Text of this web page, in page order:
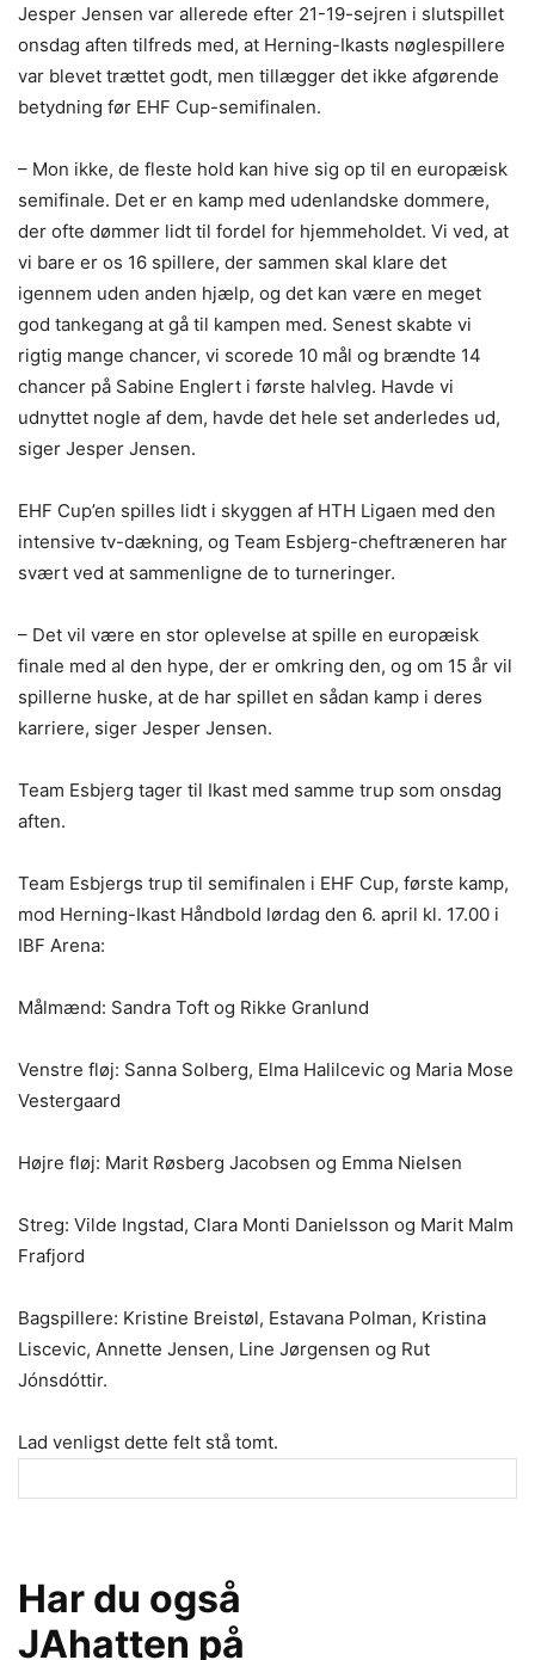
Jesper Jensen var allerede efter 21-19-sejren i slutspillet
onsdag aften tilfreds med, at Herning-Ikasts nøglespillere
var blevet trættet godt, men tillægger det ikke afgørende
betydning før EHF Cup-semifinalen.
– Mon ikke, de fleste hold kan hive sig op til en europæisk
semifinale. Det er en kamp med udenlandske dommere,
der ofte dømmer lidt til fordel for hjemmeholdet. Vi ved, at
vi bare er os 16 spillere, der sammen skal klare det
igennem uden anden hjælp, og det kan være en meget
god tankegang at gå til kampen med. Senest skabte vi
rigtig mange chancer, vi scorede 10 mål og brændte 14
chancer på Sabine Englert i første halvleg. Havde vi
udnyttet nogle af dem, havde det hele set anderledes ud,
siger Jesper Jensen.
EHF Cup’en spilles lidt i skyggen af HTH Ligaen med den
intensive tv-dækning, og Team Esbjerg-cheftræneren har
svært ved at sammenligne de to turneringer.
– Det vil være en stor oplevelse at spille en europæisk
finale med al den hype, der er omkring den, og om 15 år vil
spillerne huske, at de har spillet en sådan kamp i deres
karriere, siger Jesper Jensen.
Team Esbjerg tager til Ikast med samme trup som onsdag
aften.
Team Esbjergs trup til semifinalen i EHF Cup, første kamp,
mod Herning-Ikast Håndbold lørdag den 6. april kl. 17.00 i
IBF Arena:
Målmænd: Sandra Toft og Rikke Granlund
Venstre fløj: Sanna Solberg, Elma Halilcevic og Maria Mose
Vestergaard
Højre fløj: Marit Røsberg Jacobsen og Emma Nielsen
Streg: Vilde Ingstad, Clara Monti Danielsson og Marit Malm
Frafjord
Bagspillere: Kristine Breistøl, Estavana Polman, Kristina
Liscevic, Annette Jensen, Line Jørgensen og Rut
Jónsdóttir.
Lad venligst dette felt stå tomt.
Har du også
JAhatten på